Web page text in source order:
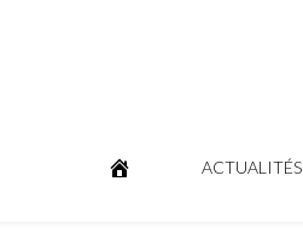
ACTUALITÉS